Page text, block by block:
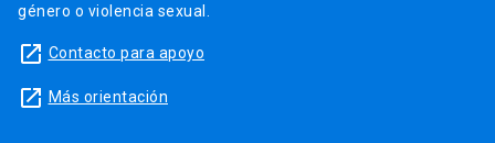
género o violencia sexual.
launch Contacto para apoyo
launch Más orientación